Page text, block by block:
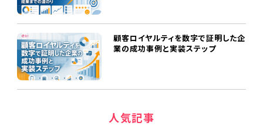
顧客ロイヤルティを数字で証明した企
業の成功事例と実装ステップ
人気記事